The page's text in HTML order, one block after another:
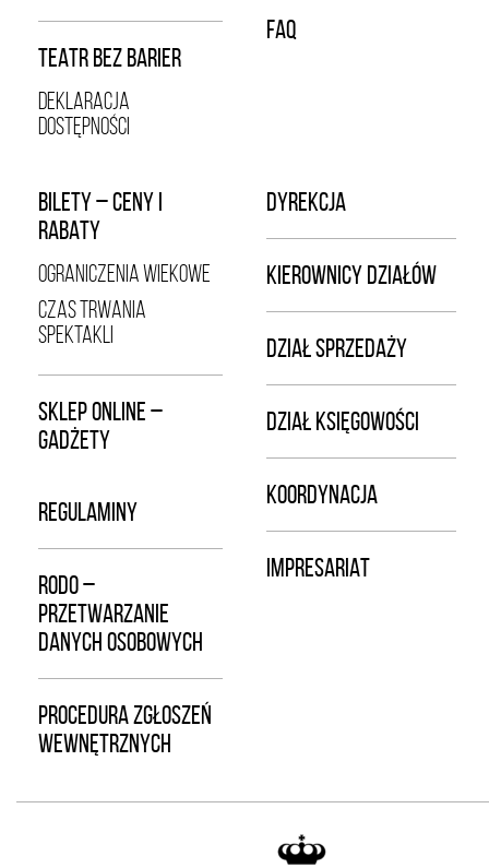
TEATR BEZ BARIER
DEKLARACJA
DOSTĘPNOŚCI
FAQ
BILETY – CENY I
RABATY
OGRANICZENIA WIEKOWE
CZAS TRWANIA
SPEKTAKLI
SKLEP ONLINE –
GADŻETY
REGULAMINY
RODO –
PRZETWARZANIE
DANYCH OSOBOWYCH
PROCEDURA ZGŁOSZEŃ
WEWNĘTRZNYCH
DYREKCJA
KIEROWNICY DZIAŁÓW
DZIAŁ SPRZEDAŻY
DZIAŁ KSIĘGOWOŚCI
KOORDYNACJA
IMPRESARIAT